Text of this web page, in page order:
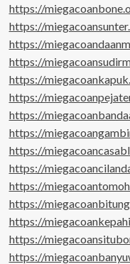
https://
https://
https://
https://
https://
https://
https://
https://
https://
https://
https://
https://
https://
https://
https://